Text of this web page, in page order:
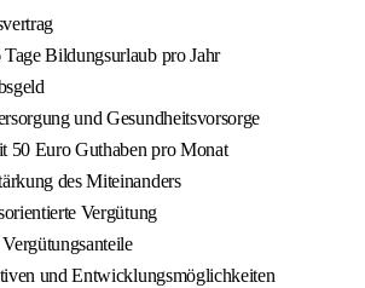
Bildungsurlaub pro Jahr
und Gesundheitsvorsorge
50 Euro Guthaben pro Monat
des Miteinanders
Vergütung
und Entwicklungsmöglichkeiten